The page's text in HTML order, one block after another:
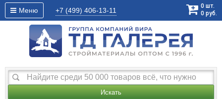
Меню +7 (499) 406-13-11
0 шт.
0 руб.
Искать